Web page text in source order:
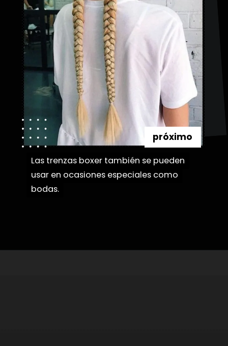
Las trenzas boxer también se pueden
usar en ocasiones especiales como
bodas.
Las trenzas boxer también se pueden
usar en ocasiones especiales como
bodas.
próximo